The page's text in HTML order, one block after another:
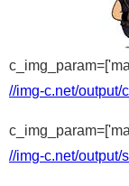
//img-c.net/output/
//img-c.net/output/